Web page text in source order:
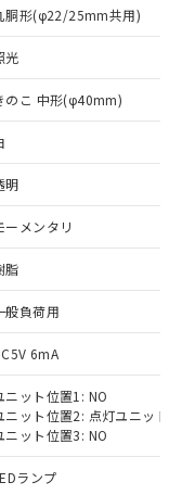
胴形(φ22/25mm共用)
光
のこ 中形(φ40mm)
明
ーメンタリ
脂
般負荷用
6mA
ニット位置1: NO
ニット位置2: 点灯ユニット
ニット位置3: NO
ランプ
物質）の
な商品で